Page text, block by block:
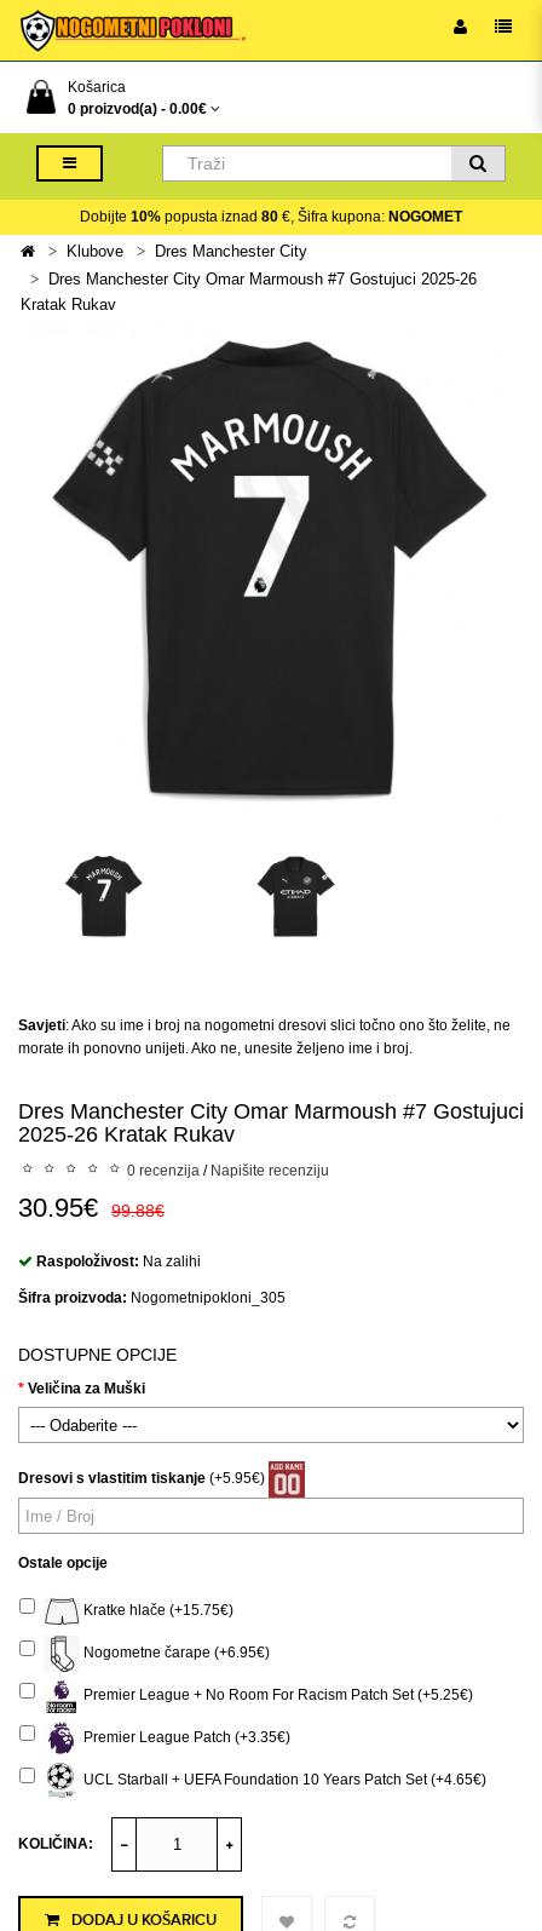
Košarica
0 proizvod(a) - 0.00€
Dobijte 10% popusta iznad 80 €, Šifra kupona: NOGOMET
Klubove
Dres Manchester City
Dres Manchester City Omar Marmoush #7 Gostujuci 2025-26
Kratak Rukav
Savjeti: Ako su ime i broj na nogometni dresovi slici točno ono što želite, ne
morate ih ponovno unijeti. Ako ne, unesite željeno ime i broj.
Dres Manchester City Omar Marmoush #7 Gostujuci
2025-26 Kratak Rukav
0 recenzija / Napišite recenziju
30.95€ 99.88€
Raspoloživost: Na zalihi
Šifra proizvoda: Nogometnipokloni_305
DOSTUPNE OPCIJE
Veličina za Muški
Dresovi s vlastitim tiskanje (+5.95€)
Ostale opcije
Kratke hlače (+15.75€)
Nogometne čarape (+6.95€)
Premier League + No Room For Racism Patch Set (+5.25€)
Premier League Patch (+3.35€)
UCL Starball + UEFA Foundation 10 Years Patch Set (+4.65€)
KOLIČINA:
DODAJ U KOŠARICU